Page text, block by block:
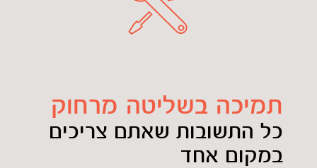
תמיכה בשליטה מרחוק
כל התשובות שאתם צריכים
במקום אחד